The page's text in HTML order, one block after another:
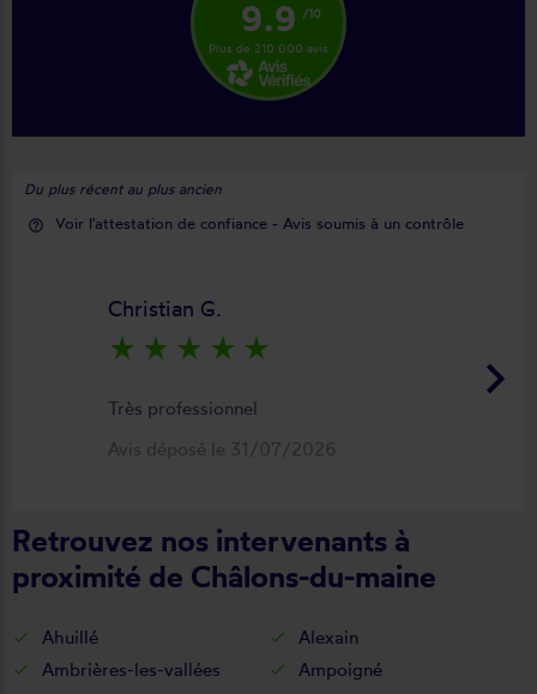
9.9 /10
Plus de 210 000 avis
Du plus récent au plus ancien
help_outline Voir l'attestation de confiance - Avis soumis à un contrôle
keyboard_arrow_right
Christian G.
star_rate star_rate star_rate star_rate star_rate
Très professionnel
Avis déposé le 31/07/2026
Retrouvez nos intervenants à
proximité de Châlons-du-maine
Ahuillé
Alexain
Ambrières-les-vallées
Ampoigné